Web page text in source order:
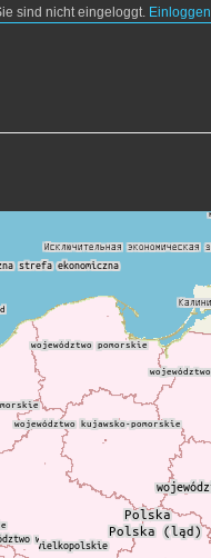
sind nicht eingeloggt. Einloggen